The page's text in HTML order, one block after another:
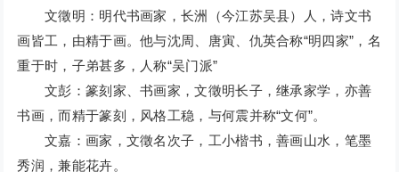
文徵明：明代书画家，长洲（今江苏吴县）人，诗文书
画皆工，由精于画。他与沈周、唐寅、仇英合称“明四家”，名
重于时，子弟甚多，人称“吴门派”
文彭：篆刻家、书画家，文徵明长子，继承家学，亦善
书画，而精于篆刻，风格工稳，与何震并称“文何”。
文嘉：画家，文徵名次子，工小楷书，善画山水，笔墨
秀润，兼能花卉。